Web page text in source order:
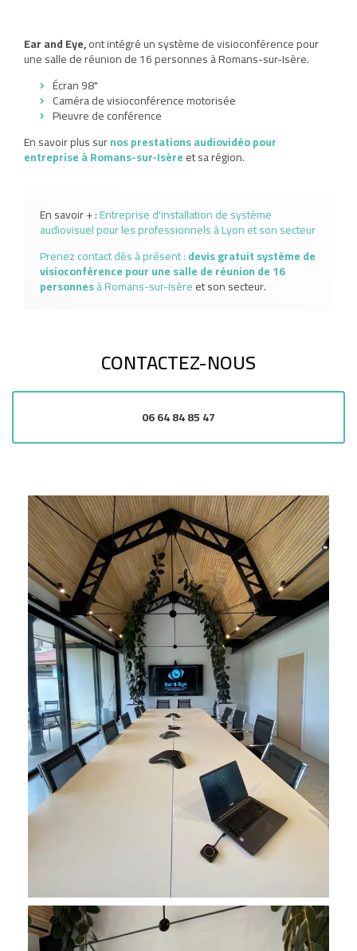
Ear and Eye,ont intégré un système de visioconférence pour
une salle de réunion de 16 personnes à Romans-sur-Isère.
Écran 98"
Caméra de visioconférence motorisée
Pieuvre de conférence
En savoir plus surnos prestations audiovidéo pour
entreprise à Romans-sur-Isèreet sa région.
En savoir + :Entreprise d'installation de système
audiovisuel pour les professionnels à Lyon et son secteur
Prenez contact dès à présent :devis gratuitsystème de
visioconférence pour une salle de réunion de 16
personnesà Romans-sur-Isèreet son secteur.
CONTACTEZ-NOUS
06 64 84 85 47